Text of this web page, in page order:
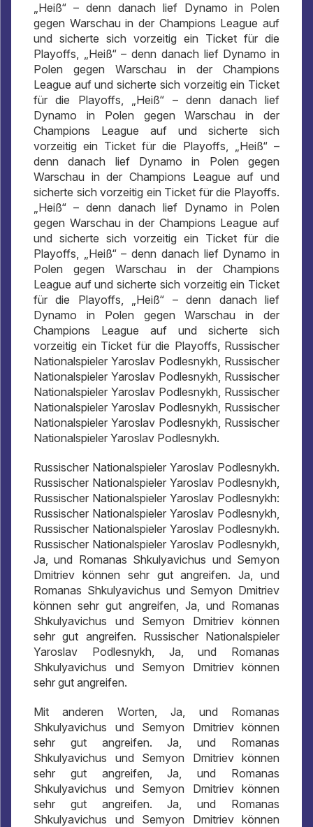
„Heiß“ – denn danach lief Dynamo in Polen
gegen Warschau in der Champions League auf
und sicherte sich vorzeitig ein Ticket für die
Playoffs, „Heiß“ – denn danach lief Dynamo in
Polen gegen Warschau in der Champions
League auf und sicherte sich vorzeitig ein Ticket
für die Playoffs, „Heiß“ – denn danach lief
Dynamo in Polen gegen Warschau in der
Champions League auf und sicherte sich
vorzeitig ein Ticket für die Playoffs, „Heiß“ –
denn danach lief Dynamo in Polen gegen
Warschau in der Champions League auf und
sicherte sich vorzeitig ein Ticket für die Playoffs.
„Heiß“ – denn danach lief Dynamo in Polen
gegen Warschau in der Champions League auf
und sicherte sich vorzeitig ein Ticket für die
Playoffs, „Heiß“ – denn danach lief Dynamo in
Polen gegen Warschau in der Champions
League auf und sicherte sich vorzeitig ein Ticket
für die Playoffs, „Heiß“ – denn danach lief
Dynamo in Polen gegen Warschau in der
Champions League auf und sicherte sich
vorzeitig ein Ticket für die Playoffs, Russischer
Nationalspieler Yaroslav Podlesnykh, Russischer
Nationalspieler Yaroslav Podlesnykh, Russischer
Nationalspieler Yaroslav Podlesnykh, Russischer
Nationalspieler Yaroslav Podlesnykh, Russischer
Nationalspieler Yaroslav Podlesnykh, Russischer
Nationalspieler Yaroslav Podlesnykh.
Russischer Nationalspieler Yaroslav Podlesnykh.
Russischer Nationalspieler Yaroslav Podlesnykh,
Russischer Nationalspieler Yaroslav Podlesnykh:
Russischer Nationalspieler Yaroslav Podlesnykh,
Russischer Nationalspieler Yaroslav Podlesnykh.
Russischer Nationalspieler Yaroslav Podlesnykh,
Ja, und Romanas Shkulyavichus und Semyon
Dmitriev können sehr gut angreifen. Ja, und
Romanas Shkulyavichus und Semyon Dmitriev
können sehr gut angreifen, Ja, und Romanas
Shkulyavichus und Semyon Dmitriev können
sehr gut angreifen. Russischer Nationalspieler
Yaroslav Podlesnykh, Ja, und Romanas
Shkulyavichus und Semyon Dmitriev können
sehr gut angreifen.
Mit anderen Worten, Ja, und Romanas
Shkulyavichus und Semyon Dmitriev können
sehr gut angreifen. Ja, und Romanas
Shkulyavichus und Semyon Dmitriev können
sehr gut angreifen, Ja, und Romanas
Shkulyavichus und Semyon Dmitriev können
sehr gut angreifen. Ja, und Romanas
Shkulyavichus und Semyon Dmitriev können